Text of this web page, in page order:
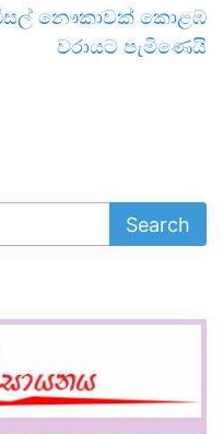
නෞකාවක් කොළඹ
වරායට පැමිණෙයි